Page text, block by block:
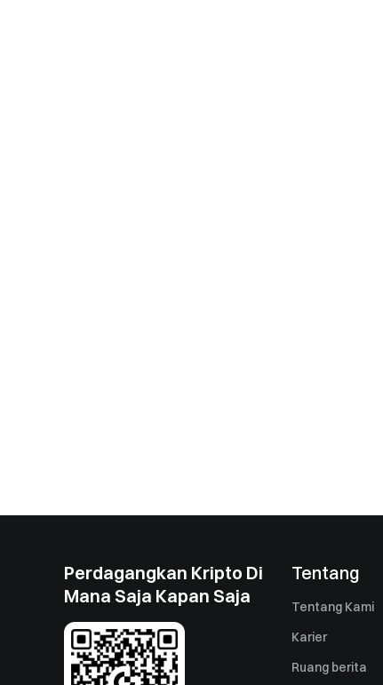
Perdagangkan Kripto Di
Mana Saja Kapan Saja
Tentang
Tentang Kami
Karier
Ruang berita